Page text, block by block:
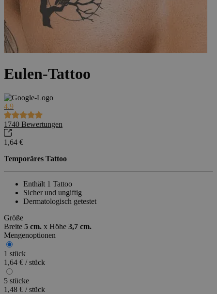
Eulen-Tattoo
4.9
1740 Bewertungen
1,64 €
Temporäres Tattoo
Enthält 1 Tattoo
Sicher und ungiftig
Dermatologisch getestet
Größe
Breite 5 cm. x Höhe 3,7 cm.
Mengenoptionen
1 stück
1,64 € / stück
5 stücke
1,48 € / stück